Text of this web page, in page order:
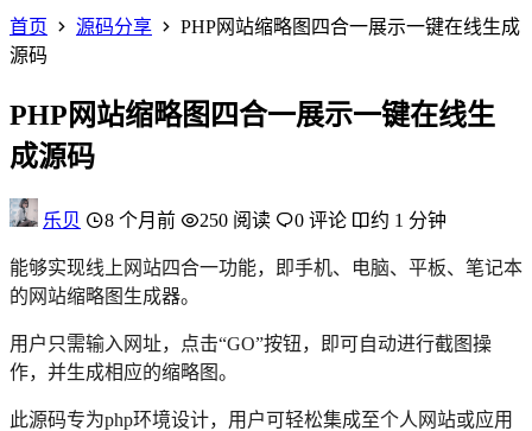
首页 源码分享
PHP网站缩略图四合一展示一键在线生成
源码
PHP网站缩略图四合一展示一键在线生
成源码
乐贝 8 个月前 250 阅读 0 评论 约 1 分钟
能够实现线上网站四合一功能，即手机、电脑、平板、笔记本
的网站缩略图生成器。
用户只需输入网址，点击“GO”按钮，即可自动进行截图操
作，并生成相应的缩略图。
此源码专为php环境设计，用户可轻松集成至个人网站或应用